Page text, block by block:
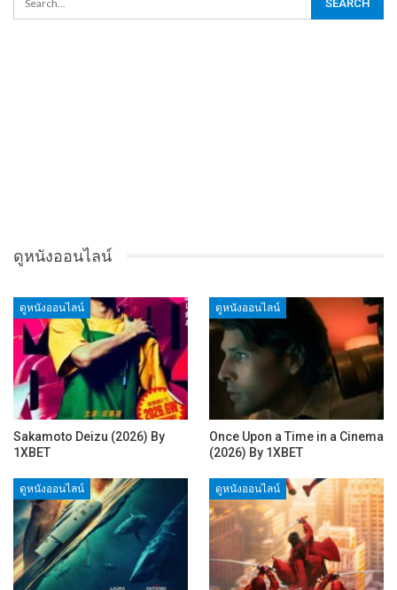
ดูหนังออนไลน์
ดูหนังออนไลน์
Sakamoto Deizu (2026) By
1XBET
ดูหนังออนไลน์
Once Upon a Time in a Cinema
(2026) By 1XBET
ดูหนังออนไลน์ ดูหนังออนไลน์